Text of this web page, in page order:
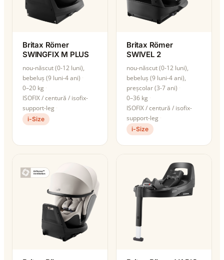
Britax Römer
SWINGFIX M PLUS
nou-născut (0-12 luni),
bebeluș (9 luni-4 ani)
0–20 kg
ISOFIX / centură / isofix-
support-leg
i-Size
Britax Römer
SWIVEL 2
nou-născut (0-12 luni),
bebeluș (9 luni-4 ani),
preșcolar (3-7 ani)
0–36 kg
ISOFIX / centură / isofix-
support-leg
i-Size